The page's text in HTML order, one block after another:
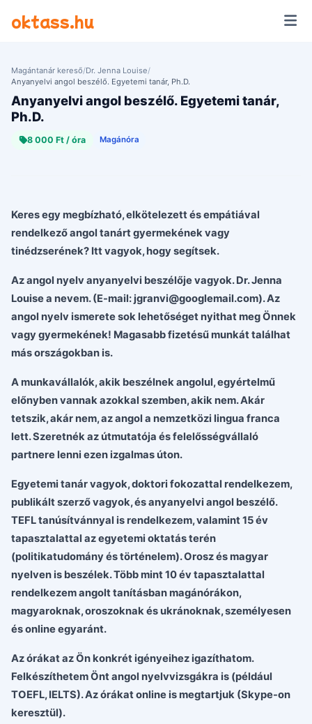
oktass.hu
Magántanár kereső/Dr. Jenna Louise/
Anyanyelvi angol beszélő. Egyetemi tanár, Ph.D.
Anyanyelvi angol beszélő. Egyetemi tanár,
Ph.D.
8 000 Ft / óra Magánóra
Keres egy megbízható, elkötelezett és empátiával
rendelkező angol tanárt gyermekének vagy
tinédzserének? Itt vagyok, hogy segítsek.
Az angol nyelv anyanyelvi beszélője vagyok. Dr. Jenna
Louise a nevem. (E-mail: jgranvi@googlemail.com). Az
angol nyelv ismerete sok lehetőséget nyithat meg Önnek
vagy gyermekének! Magasabb fizetésű munkát találhat
más országokban is.
A munkavállalók, akik beszélnek angolul, egyértelmű
előnyben vannak azokkal szemben, akik nem. Akár
tetszik, akár nem, az angol a nemzetközi lingua franca
lett. Szeretnék az útmutatója és felelősségvállaló
partnere lenni ezen izgalmas úton.
Egyetemi tanár vagyok, doktori fokozattal rendelkezem,
publikált szerző vagyok, és anyanyelvi angol beszélő.
TEFL tanúsítvánnyal is rendelkezem, valamint 15 év
tapasztalattal az egyetemi oktatás terén
(politikatudomány és történelem). Orosz és magyar
nyelven is beszélek. Több mint 10 év tapasztalattal
rendelkezem angolt tanításban magánórákon,
magyaroknak, oroszoknak és ukránoknak, személyesen
és online egyaránt.
Az órákat az Ön konkrét igényeihez igazíthatom.
Felkészíthetem Önt angol nyelvvizsgákra is (például
TOEFL, IELTS). Az órákat online is megtartjuk (Skype-on
keresztül).